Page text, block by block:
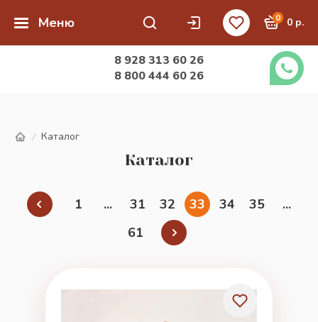
Меню 0 0 р.
8 928 313 60 26
8 800 444 60 26
/ Каталог
Каталог
1 ... 31 32 33 34 35
...
61